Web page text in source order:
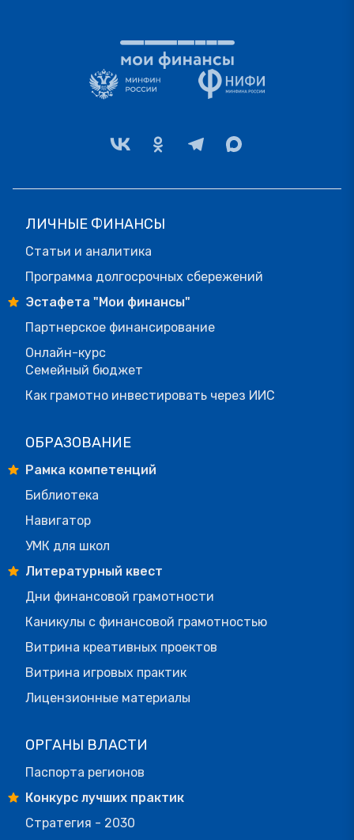
ЛИЧНЫЕ ФИНАНСЫ
Статьи и аналитика
Программа долгосрочных сбережений
Эстафета "Мои финансы"
Партнерское финансирование
Онлайн-курс
Семейный бюджет
Как грамотно инвестировать через ИИС
ОБРАЗОВАНИЕ
Рамка компетенций
Библиотека
Навигатор
УМК для школ
Литературный квест
Дни финансовой грамотности
Каникулы с финансовой грамотностью
Витрина креативных проектов
Витрина игровых практик
Лицензионные материалы
ОРГАНЫ ВЛАСТИ
Паспорта регионов
Конкурс лучших практик
Стратегия - 2030